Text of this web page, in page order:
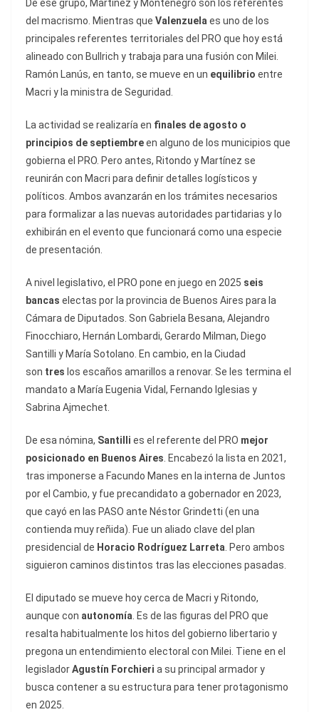
De ese grupo, Martínez y Montenegro son los referentes
del macrismo. Mientras que Valenzuelaes uno de los
principales referentes territoriales del PRO que hoy está
alineado con Bullrich y trabaja para una fusión con Milei.
Ramón Lanús, en tanto, se mueve en un equilibrio entre
Macri y la ministra de Seguridad.
La actividad se realizaría en finales de agosto o
principios de septiembreen alguno de los municipios que
gobierna el PRO. Pero antes, Ritondo y Martínez se
reunirán con Macri para definir detalles logísticos y
políticos. Ambos avanzarán en los trámites necesarios
para formalizar a las nuevas autoridades partidarias y lo
exhibirán en el evento que funcionará como una especie
de presentación.
A nivel legislativo, el PRO pone en juego en 2025 seis
bancas electas por la provincia de Buenos Aires para la
Cámara de Diputados. Son Gabriela Besana, Alejandro
Finocchiaro, Hernán Lombardi, Gerardo Milman, Diego
Santilli y María Sotolano. En cambio, en la Ciudad
son tres los escaños amarillos a renovar. Se les termina el
mandato a María Eugenia Vidal, Fernando Iglesias y
Sabrina Ajmechet.
De esa nómina, Santilli es el referente del PRO mejor
posicionado en Buenos Aires. Encabezó la lista en 2021,
tras imponerse a Facundo Manes en la interna de Juntos
por el Cambio, y fue precandidato a gobernador en 2023,
que cayó en las PASO ante Néstor Grindetti (en una
contienda muy reñida). Fue un aliado clave del plan
presidencial de Horacio Rodríguez Larreta. Pero ambos
siguieron caminos distintos tras las elecciones pasadas.
El diputado se mueve hoy cerca de Macri y Ritondo,
aunque con autonomía. Es de las figuras del PRO que
resalta habitualmente los hitos del gobierno libertario y
pregona un entendimiento electoral con Milei. Tiene en el
legisladorAgustín Forchieri a su principal armador y
busca contener a su estructura para tener protagonismo
en 2025.